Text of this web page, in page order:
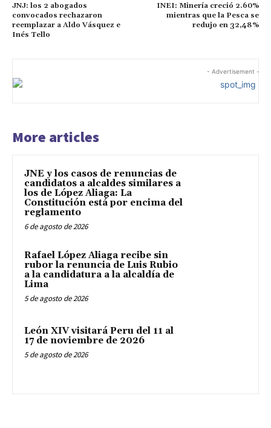
JNJ: los 2 abogados
convocados rechazaron
reemplazar a Aldo Vásquez e
Inés Tello
INEI: Minería creció 2.60%
mientras que la Pesca se
redujo en 32,48%
- Advertisement -
More articles
JNE y los casos de renuncias de
candidatos a alcaldes similares a
los de López Aliaga: La
Constitución está por encima del
reglamento
6 de agosto de 2026
Rafael López Aliaga recibe sin
rubor la renuncia de Luis Rubio
a la candidatura a la alcaldía de
Lima
5 de agosto de 2026
León XIV visitará Peru del 11 al
17 de noviembre de 2026
5 de agosto de 2026